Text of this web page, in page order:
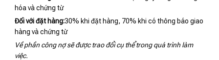
hóa và chứng từ
Đối với đặt hàng:30% khi đặt hàng, 70% khi có thông báo giao
hàng và chứng từ
Về phần công nợ sẽ được trao đổi cụ thể trong quá trình làm
việc.